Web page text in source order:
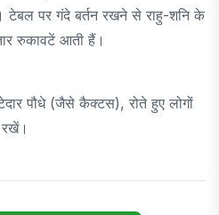
टेबल पर गंदे बर्तन रखने से राहु-शनि के
रुकावटें आती हैं।
पौधे (जैसे कैक्टस), रोते हुए लोगों
रखें।